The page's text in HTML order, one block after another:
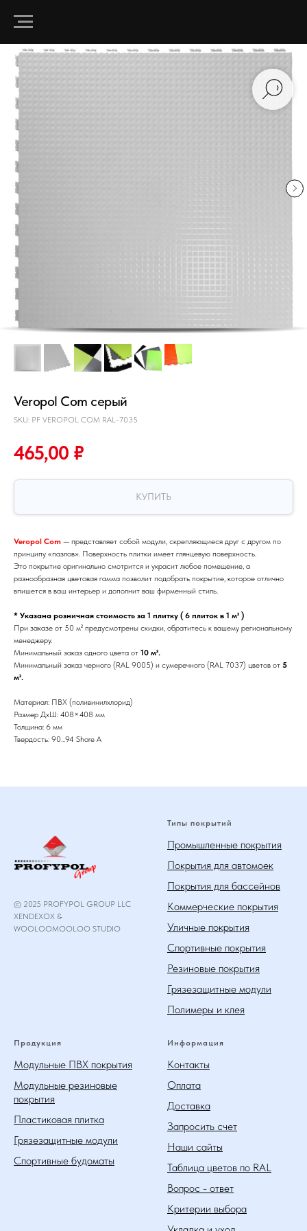
Veropol Com серый
SKU: PF VEROPOL COM RAL-7035
465,00 ₽
КУПИТЬ
Veropol Com — представляет собой модули, скрепляющиеся друг с другом по
принципу «пазлов». Поверхность плитки имеет глянцевую поверхность.
Это покрытие оригинально смотрится и украсит любое помещение, а
разнообразная цветовая гамма позволит подобрать покрытие, которое отлично
впишется в ваш интерьер и дополнит ваш фирменный стиль.
* Указана розничная стоимость за 1 плитку ( 6 плиток в 1 м² )
При заказе от 50 м² предусмотрены скидки, обратитесь к вашему региональному
менеджеру.
Минимальный заказ одного цвета от 10 м².
Минимальный заказ черного (RAL 9005) и сумеречного (RAL 7037) цветов от 5
м².
Материал: ПВХ (поливинилхлорид)
Размер ДхШ: 408×408 мм
Толщина: 6 мм
Твердость: 90…94 Shore A
© 2025 PROFYPOL GROUP LLC
XENDEXOX &
WOOLOOMOOLOO STUDIO
Типы покрытий
Промышленные покрытия
Покрытия для автомоек
Покрытия для бассейнов
Коммерческие покрытия
Уличные покрытия
Спортивные покрытия
Резиновые покрытия
Грязезащитные модули
Полимеры и клея
Продукция
Модульные ПВХ покрытия
Модульные резиновые
покрытия
Пластиковая плитка
Грязезащитные модули
Спортивные будоматы
Информация
Контакты
Оплата
Доставка
Запросить счет
Наши сайты
Таблица цветов по RAL
Вопрос - ответ
Критерии выбора